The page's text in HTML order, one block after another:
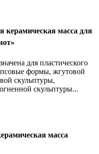
масса для
для пластического
формы, жгутовой
скульптуры,
скульптуры...
масса